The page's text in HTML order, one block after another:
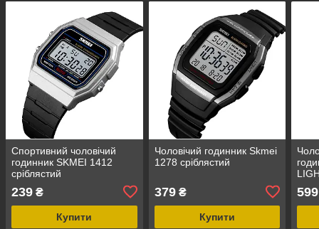
Спортивний чоловічий
годинник SKMEI 1412
сріблястий
239 ₴
Купити
Чоловічий годинник Skmei
1278 сріблястий
379₴
Купити
599